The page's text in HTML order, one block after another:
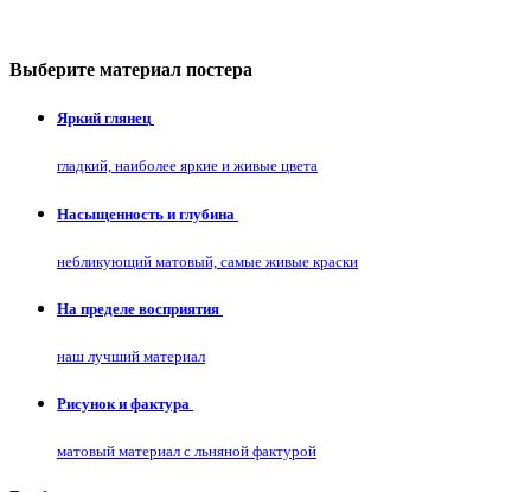
Выберите материал постера
Яркий глянец
гладкий, наиболее яркие и живые цвета
Насыщенность и глубина
небликующий матовый, самые живые краски
На пределе восприятия
наш лучший материал
Рисунок и фактура
матовый материал с льняной фактурой